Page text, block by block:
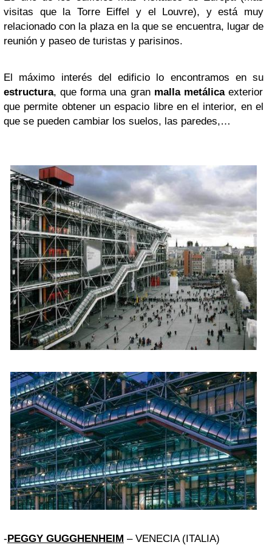
visitas que la Torre Eiffel y el Louvre), y está muy
relacionado con la plaza en la que se encuentra, lugar de
reunión y paseo de turistas y parisinos.
El máximo interés del edificio lo encontramos en su
estructura, que forma una gran malla metálicaexterior
que permite obtener un espacio libre en el interior, en el
que se pueden cambiar los suelos, las paredes,…
-PEGGY GUGGHENHEIM – VENECIA (ITALIA)